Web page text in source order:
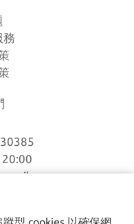
務
路1168巷7號